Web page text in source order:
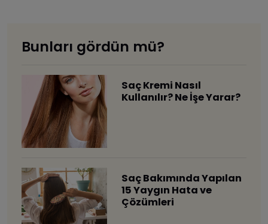
Bunları gördün mü?
Saç Kremi Nasıl
Kullanılır? Ne İşe Yarar?
Saç Bakımında Yapılan
15 Yaygın Hata ve
Çözümleri